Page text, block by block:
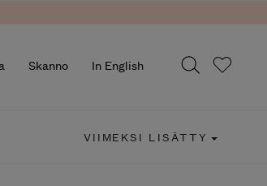
Skanno In English
VIIMEKSI LISÄTTY